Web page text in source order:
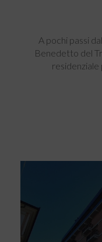
A pochi passi
Benedetto del
residenziale